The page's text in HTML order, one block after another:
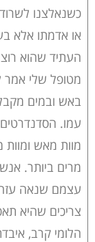
כשנאלצנו
או אדמתו אלא
העתיד שהוא
מטופל שלי
באש ובמים
עמו. הסדנדרטים
מוות מאש ומוות
מרים ביותר.
עצמם שנאה
צריכים שהיא
הלומי קרב, איבדתי 2 ידידים בחיי